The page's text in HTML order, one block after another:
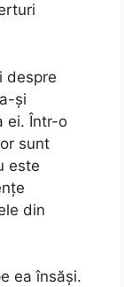
despre
și
ei. Într-o
sunt
este
din
ea însăși.